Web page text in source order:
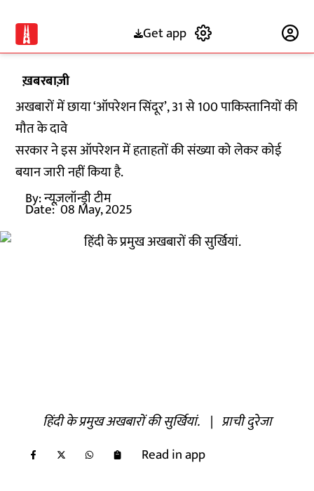
Get app
ख़बरबाज़ी
अखबारों में छाया ‘ऑपरेशन सिंदूर’, 31 से 100 पाकिस्तानियों की
मौत के दावे
सरकार ने इस ऑपरेशन में हताहतों की संख्या को लेकर कोई
बयान जारी नहीं किया है.
By:न्यूज़लॉन्ड्री टीम
Date: 08 May, 2025
हिंदी के प्रमुख अखबारों की सुर्खियां. | प्राची दुरेजा
Read in app